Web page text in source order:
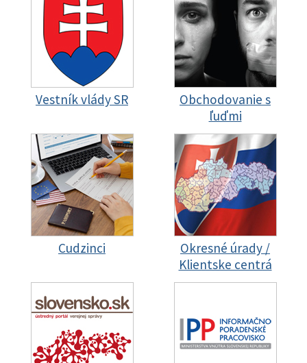
Vestník vlády SR
Obchodovanie s
ľuďmi
Cudzinci
Okresné úrady /
Klientske centrá